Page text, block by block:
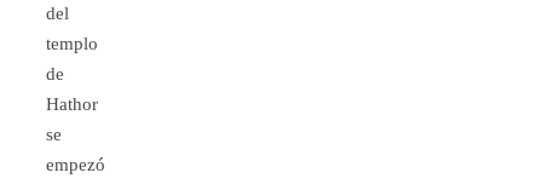
del
templo
de
Hathor
se
empezó